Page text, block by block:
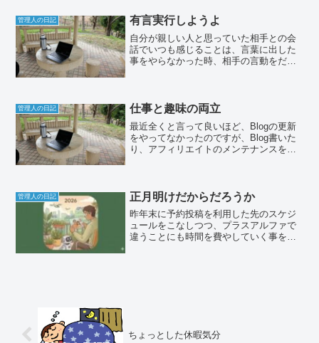
た。
管理人の日記 有言実行しようよ
自分が親しい人と思っていた相手との会
話でいつも感じることは、言葉に出した
事をやらなかった時、相手の言動をだん
管理人の日記 仕事と趣味の両立
最近全くと言って良いほど、Blogの更新
をやってなかったのですが、Blog書いた
り、アフィリエイトのメンテナンスをや
た。仕事と趣味を同...
管理人の日記 正月明けだからだろうか
昨年末に予約投稿を利用した先のスケジ
ュールをこなしつつ、プラスアルファで
違うことにも時間を費やしていく事を目
ちょっとした休暇気分